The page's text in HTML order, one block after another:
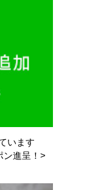
います
ン進呈！>